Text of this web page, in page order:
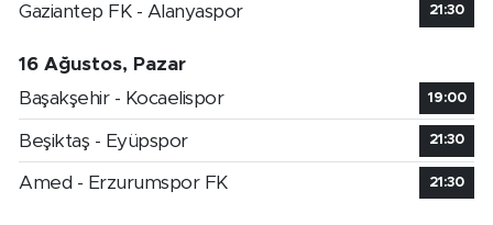
Gaziantep FK - Alanyaspor 21:30
16 Ağustos, Pazar
Başakşehir - Kocaelispor
19:00
Beşiktaş - Eyüpspor 21:30
Amed - Erzurumspor FK 21:30